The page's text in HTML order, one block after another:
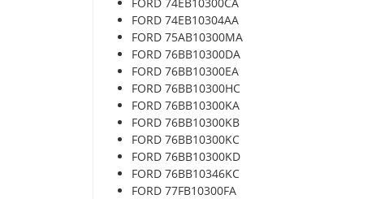
FORD 74EB10304AA
FORD 75AB10300MA
FORD 76BB10300DA
FORD 76BB10300EA
FORD 76BB10300HC
FORD 76BB10300KA
FORD 76BB10300KB
FORD 76BB10300KC
FORD 76BB10300KD
FORD 76BB10346KC
FORD 77FB10300FA